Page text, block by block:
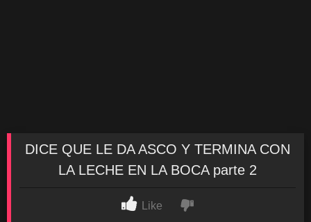
DICE QUE LE DA ASCO Y TERMINA CON
LA LECHE EN LA BOCA parte 2
Like